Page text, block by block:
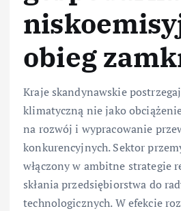
obieg
Kraje skandynawskie
klimatyczną nie jako
na rozwój i wypracowanie
konkurencyjnych. Sektor
włączony w ambitne strategie
skłania przedsiębiorstwa do
technologicznych. W efekcie